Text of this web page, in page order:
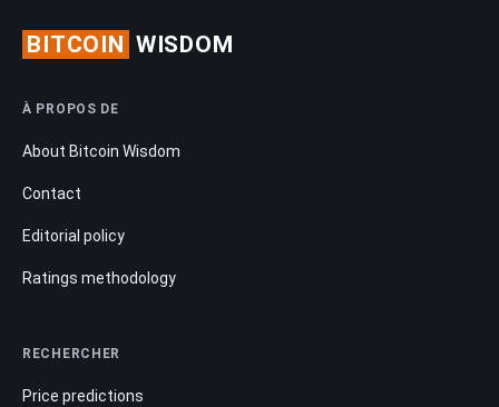
BITCOIN WISDOM
À PROPOS DE
About Bitcoin Wisdom
Contact
Editorial policy
Ratings methodology
RECHERCHER
Price predictions